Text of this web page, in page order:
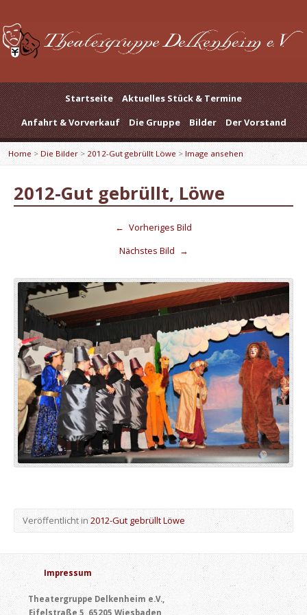
Startseite
Aktuelles Stück & Termine
Anfahrt & Vorverkauf
Die Gruppe Bilder Der Vorstand
Home > Die Bilder> 2012-Gut gebrüllt Löwe> Image ansehen
2012-Gut gebrüllt, Löwe
← Vorheriges Bild
Nächstes Bild →
Veröffentlicht in2012-Gut gebrüllt Löwe
Impressum
Theatergruppe Delkenheim e.V.,
Eifelstraße 5, 65205 Wiesbaden,